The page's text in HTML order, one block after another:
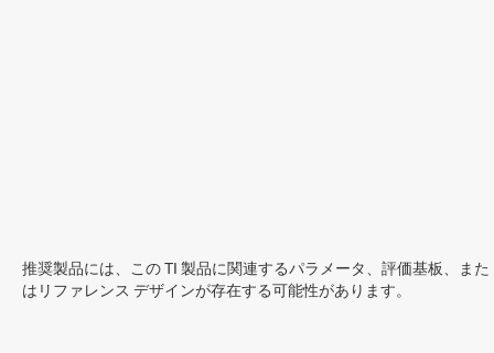
推奨製品には、この TI 製品に関連するパラメータ、評価基板、また
はリファレンス デザインが存在する可能性があります。